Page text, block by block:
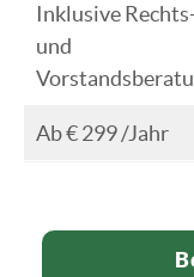
Inklusive
und
Ab € 299 /Jahr